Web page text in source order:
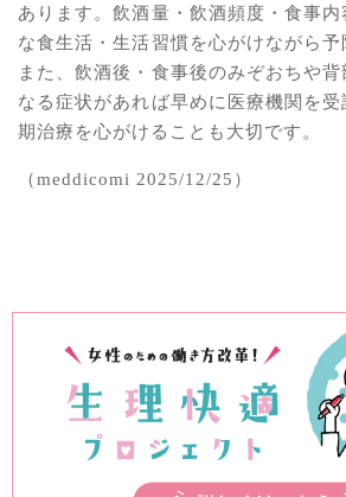
あります。飲酒量・飲酒頻度・食事
な食生活・生活習慣を心がけながら予
また、飲酒後・食事後のみぞおちや
なる症状があれば早めに医療機関を
期治療を心がけることも大切です。
（meddicomi 2025/12/25）